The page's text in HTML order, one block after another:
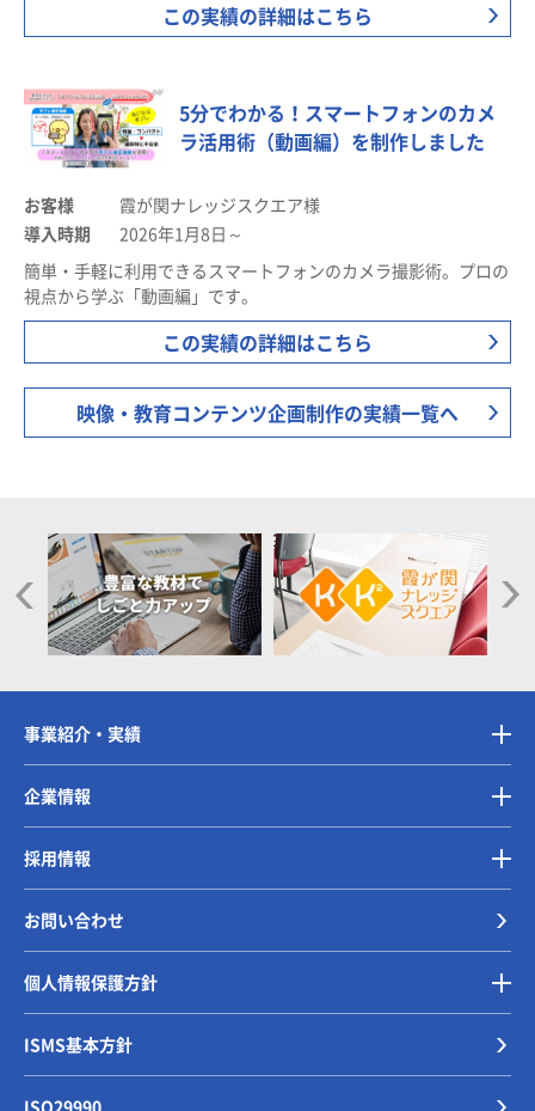
この実績の詳細はこちら
5分でわかる！スマートフォンのカメ
ラ活用術（動画編）を制作しました
お客様
霞が関ナレッジスクエア様
導入時期
2026年1月8日～
簡単・手軽に利用できるスマートフォンのカメラ撮影術。プロの
視点から学ぶ「動画編」です。
この実績の詳細はこちら
映像・教育コンテンツ企画制作の実績一覧へ
事業紹介・実績
企業情報
採用情報
お問い合わせ
個人情報保護方針
ISMS基本方針